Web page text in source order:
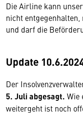
Die Airline kann
nicht
und darf die
Update
Der
5. Juli abgesagt. Wie
weitergeht ist noch